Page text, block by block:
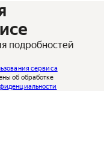
подробностей
сервиса
об обработке